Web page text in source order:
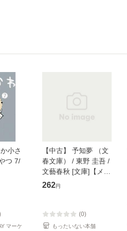
小さ
つ 7/
マーケ
【中古】 予知夢 （文
春文庫） / 東野 圭吾 /
文藝春秋 [文庫]【メー
ル便送料無料】
262円
(0)
もったいない本舗